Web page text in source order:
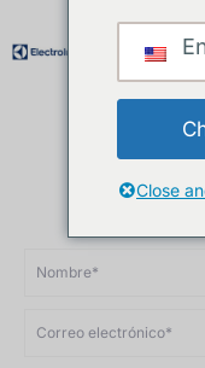
Con la
Close